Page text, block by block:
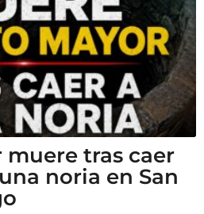
tras caer
noria en San